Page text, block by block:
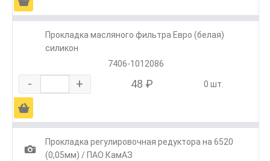
Прокладка масляного фильтра Евро (белая)
силикон
7406-1012086
- + 48 ₽ 0 шт.
Ä
1
Прокладка регулировочная редуктора на 6520
(0,05мм) / ПАО КамАЗ